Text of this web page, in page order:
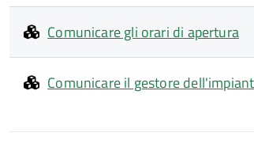
Comunicare gli orari di apertura
Comunicare il gestore